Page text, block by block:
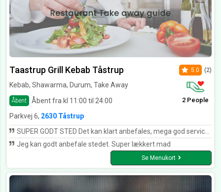
Taastrup Grill Kebab Tåstrup
Kebab, Shawarma, Durum, Take Away
Åbent Åbent fra kl 11:00 til 24:00
5.0 (2)
2 People
Parkvej 6, 2630 Tåstrup
SUPER GODT STED Det kan klart anbefales, mega god service! Mega lækre pizzaer, kunne gifte mig med pizzaerne<33333
Jeg kan godt anbefale stedet. Super lækkert mad
Se Menukort